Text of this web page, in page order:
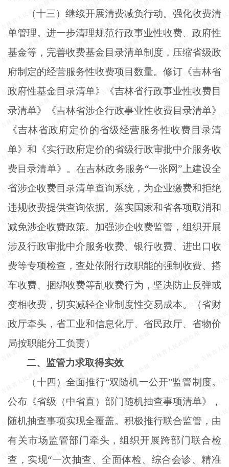
（十三）继续开展清费减负行动。强化收费清
单管理。进一步清理规范行政事业性收费、政府性
基金等，完善收费基金目录清单制度，压缩省级政
府制定的经营服务性收费项目数量。修订《吉林省
政府性基金目录清单》《吉林省行政事业性收费目
录清单》《吉林省涉企行政事业性收费目录清单》
《吉林省政府定价的省级经营服务性收费目录清
单》和《实行政府定价的省级行政审批中介服务收
费目录清单》。在吉林政务服务“一张网”上建设全
省涉企收费目录清单查询系统，为企业缴费和拒绝
违规收费提供查询依据。落实国家和省各项取消和
减免涉企收费政策。加强涉企收费监管，组织开展
涉及行政审批中介服务收费、银行收费、进出口收
费等专项检查，查处依附行政职能的强制收费、搭
车收费、捆绑收费等乱收费行为，坚决防止反弹或
变相收费，切实减轻企业制度性交易成本。（省财
政厅牵头，省工业和信息化厅、省民政厅、省物价
局按职能分工负责）
二、监管力求取得实效
（十四）全面推行“双随机一公开”监管制度。
公布《省级（中省直）部门随机抽查事项清单》，
随机抽查事项实现全覆盖。积极推行联合监管，由
有关市场监管部门牵头，组织开展跨部门联合检
查，实现“一次抽查、全面体检、综合会诊、精准